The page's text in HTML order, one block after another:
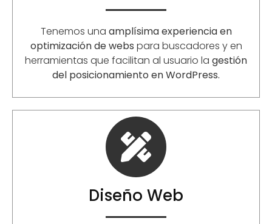
Tenemos una amplísima experiencia en
optimización de webs para buscadores y en
herramientas que facilitan al usuario la gestión
del posicionamiento en WordPress.
Diseño Web